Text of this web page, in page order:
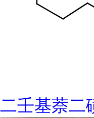
二壬基萘二